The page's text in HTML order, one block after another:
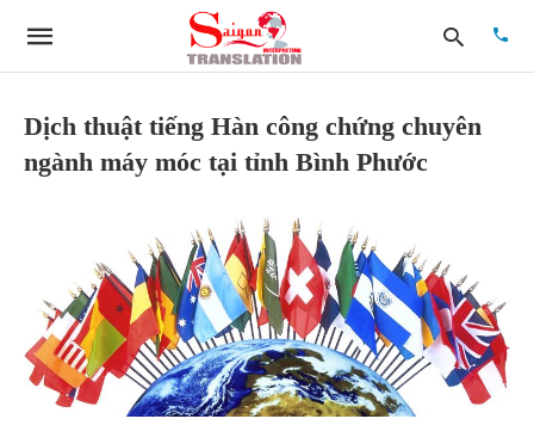
enter:
Dịch thuật tiếng Hàn công chứng chuyên
ngành máy móc tại tỉnh Bình Phước